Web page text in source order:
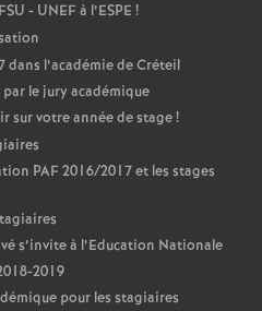
FSU - UNEFà l’ESPE !
l’académie de Créteil
le jury académique
sur votre année de stage!
PAF2016/2017 et les stages
s’invite à l’Education Nationale
2019
pour les stagiaires